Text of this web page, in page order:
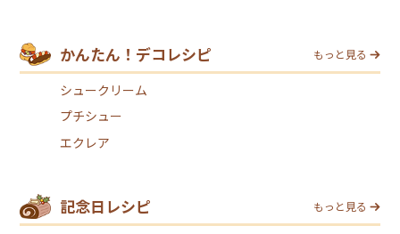
かんたん！デコレシピ もっと見る
シュークリーム
プチシュー
エクレア
記念日レシピ もっと見る